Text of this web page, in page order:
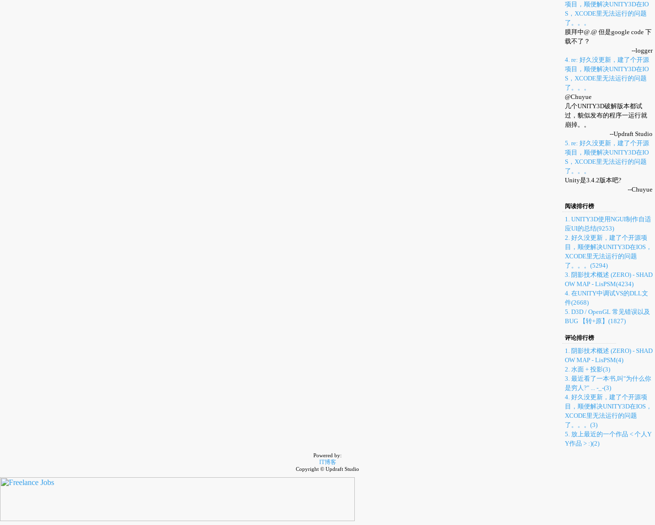
项目，顺便解决UNITY3D在IO
S，XCODE里无法运行的问题
了。。。
膜拜中@.@ 但是google code 下
载不了？
--logger
4. re: 好久没更新，建了个开源
项目，顺便解决UNITY3D在IO
S，XCODE里无法运行的问题
了。。。
@Chuyue
几个UNITY3D破解版本都试
过，貌似发布的程序一运行就
崩掉。。
--Updraft Studio
5. re: 好久没更新，建了个开源
项目，顺便解决UNITY3D在IO
S，XCODE里无法运行的问题
了。。。
Unity是3.4.2版本吧?
--Chuyue
阅读排行榜
1. UNITY3D使用NGUI制作自适
应UI的总结(9253)
2. 好久没更新，建了个开源项
目，顺便解决UNITY3D在IOS，
XCODE里无法运行的问题
了。。。(5294)
3. 阴影技术概述 (ZERO) - SHAD
OW MAP - LisPSM(4234)
4. 在UNITY中调试VS的DLL文
件(2668)
5. D3D / OpenGL 常见错误以及
BUG 【转+原】(1827)
评论排行榜
1. 阴影技术概述 (ZERO) - SHAD
OW MAP - LisPSM(4)
2. 水面 + 投影(3)
3. 最近看了一本书,叫"为什么你
是穷人?" ... -_-(3)
4. 好久没更新，建了个开源项
目，顺便解决UNITY3D在IOS，
XCODE里无法运行的问题
了。。。(3)
5. 放上最近的一个作品 < 个人Y
Y作品 > :)(2)
Powered by:
IT博客
Copyright © Updraft Studio